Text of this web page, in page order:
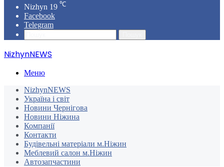
Nizhyn 19 ℃
Facebook
Telegram
NizhynNEWS
Меню
NizhynNEWS
Україна і світ
Новини Чернігова
Новини Ніжина
Компанії
Контакти
Будівельні матеріали м.Ніжин
Меблевий салон м.Ніжин
Автозапчастини